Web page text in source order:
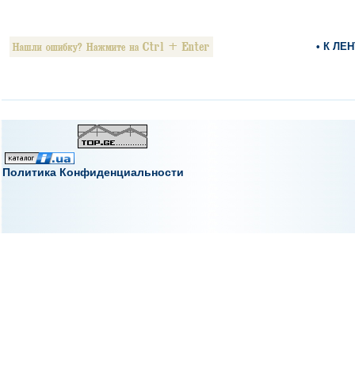
• К
Политика Конфиденциальности